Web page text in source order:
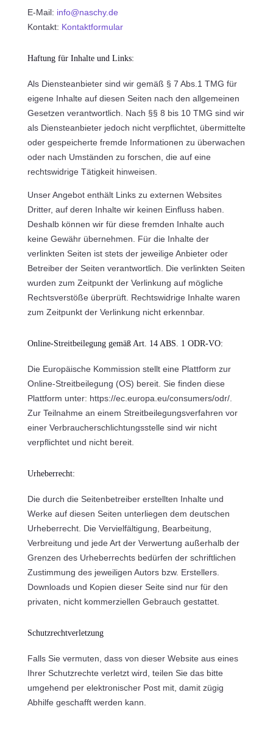
E-Mail: info@naschy.de
Kontakt: Kontaktformular
Haftung für Inhalte und Links:
Als Diensteanbieter sind wir gemäß § 7 Abs.1 TMG für
eigene Inhalte auf diesen Seiten nach den allgemeinen
Gesetzen verantwortlich. Nach §§ 8 bis 10 TMG sind wir
als Diensteanbieter jedoch nicht verpflichtet, übermittelte
oder gespeicherte fremde Informationen zu überwachen
oder nach Umständen zu forschen, die auf eine
rechtswidrige Tätigkeit hinweisen.
Unser Angebot enthält Links zu externen Websites
Dritter, auf deren Inhalte wir keinen Einfluss haben.
Deshalb können wir für diese fremden Inhalte auch
keine Gewähr übernehmen. Für die Inhalte der
verlinkten Seiten ist stets der jeweilige Anbieter oder
Betreiber der Seiten verantwortlich. Die verlinkten Seiten
wurden zum Zeitpunkt der Verlinkung auf mögliche
Rechtsverstöße überprüft. Rechtswidrige Inhalte waren
zum Zeitpunkt der Verlinkung nicht erkennbar.
Online-Streitbeilegung gemäß Art. 14 ABS. 1 ODR-VO:
Die Europäische Kommission stellt eine Plattform zur
Online-Streitbeilegung (OS) bereit. Sie finden diese
Plattform unter: https://ec.europa.eu/consumers/odr/.
Zur Teilnahme an einem Streitbeilegungsverfahren vor
einer Verbraucherschlichtungsstelle sind wir nicht
verpflichtet und nicht bereit.
Urheberrecht:
Die durch die Seitenbetreiber erstellten Inhalte und
Werke auf diesen Seiten unterliegen dem deutschen
Urheberrecht. Die Vervielfältigung, Bearbeitung,
Verbreitung und jede Art der Verwertung außerhalb der
Grenzen des Urheberrechts bedürfen der schriftlichen
Zustimmung des jeweiligen Autors bzw. Erstellers.
Downloads und Kopien dieser Seite sind nur für den
privaten, nicht kommerziellen Gebrauch gestattet.
Schutzrechtverletzung
Falls Sie vermuten, dass von dieser Website aus eines
Ihrer Schutzrechte verletzt wird, teilen Sie das bitte
umgehend per elektronischer Post mit, damit zügig
Abhilfe geschafft werden kann.